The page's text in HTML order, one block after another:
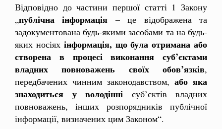
Відповідно до частини першої статті 1 Закону
„публічна інформація – це відображена та
задокументована будь-якими засобами та на будь-
яких носіях інформація, що була отримана або
створена в процесі виконання суб’єктами
владних повноважень своїх обов’язків,
передбачених чинним законодавством, або яка
знаходиться у володінні суб’єктів владних
повноважень, інших розпорядників публічної
інформації, визначених цим Законом“.